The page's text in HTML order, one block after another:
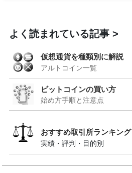
よく読まれている記事
仮想通貨を種類別に解説
アルトコイン一覧
ビットコインの買い方
始め方手順と注意点
おすすめ取引所ランキング
実績・評判・目的別